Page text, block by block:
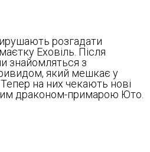
розгадати
Еховіль. Після
знайомляться з
який мешкає у
на них чекають нові
драконом-примарою Юто.